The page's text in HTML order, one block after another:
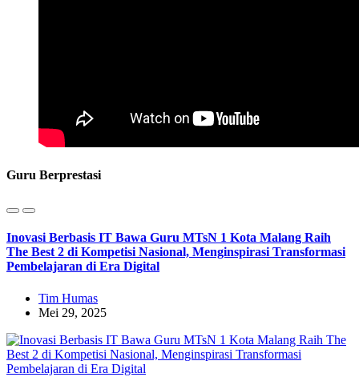
Guru Berprestasi
Inovasi Berbasis IT Bawa Guru MTsN 1 Kota Malang Raih
The Best 2 di Kompetisi Nasional, Menginspirasi Transformasi
Pembelajaran di Era Digital
Tim Humas
Mei 29, 2025